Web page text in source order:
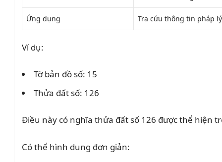
Ứng dụng Tra cứu thông tin pháp
Ví dụ:
Tờ bản đồ số: 15
Thửa đất số: 126
Điều này có nghĩa thửa đất số 126 được thể hiện
Có thể hình dung đơn giản: